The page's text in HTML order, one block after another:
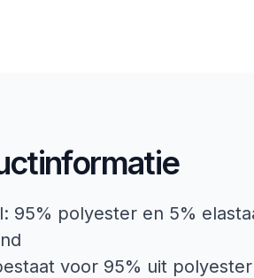
95% polyester en 5%
voor 95% uit